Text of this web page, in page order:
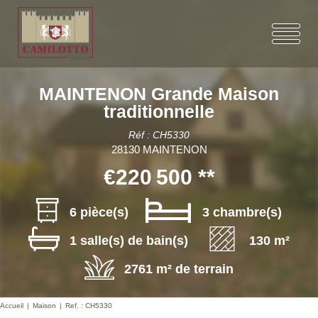
MAINTENON Grande Maison
traditionnelle
Réf : CH5330
28130 MAINTENON
€220 500 **
6 pièce(s)
3 chambre(s)
1 salle(s) de bain(s)
130 m²
2761 m² de terrain
Accueil Maison Ref. : CH5330